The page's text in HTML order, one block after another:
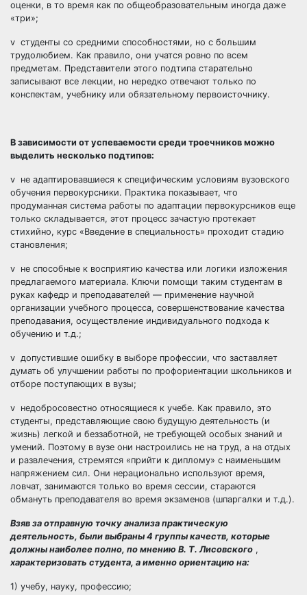
оценки, в то время как по общеобразовательным иногда даже
«три»;
v студенты со средними способностями, но с большим
трудолюбием. Как правило, они учатся ровно по всем
предметам. Представители этого подтипа старательно
записывают все лекции, но нередко отвечают только по
конспектам, учебнику или обязательному первоисточнику.
В зависимости от успеваемости среди троечников можно
выделить несколько подтипов:
v не адаптировавшиеся к специфическим условиям вузовского
обучения первокурсники. Практика показывает, что
продуманная система работы по адаптации первокурсников еще
только складывается, этот процесс зачастую протекает
стихийно, курс «Введение в специальность» проходит стадию
становления;
v не способные к восприятию качества или логики изложения
предлагаемого материала. Ключи помощи таким студентам в
руках кафедр и преподавателей — применение научной
организации учебного процесса, совершенствование качества
преподавания, осуществление индивидуального подхода к
обучению и т.д.;
v допустившие ошибку в выборе профессии, что заставляет
думать об улучшении работы по профориентации школьников и
отборе поступающих в вузы;
v недобросовестно относящиеся к учебе. Как правило, это
студенты, представляющие свою будущую деятельность (и
жизнь) легкой и беззаботной, не требующей особых знаний и
умений. Поэтому в вузе они настроились не на труд, а на отдых
и развлечения, стремятся «прийти к диплому» с наименьшим
напряжением сил. Они нерационально используют время,
ловчат, занимаются только во время сессии, стараются
обмануть преподавателя во время экзаменов (шпаргалки и т.д.).
Взяв за отправную точку анализа практическую
деятельность, были выбраны 4 группы качеств, которые
должны наиболее полно, по мнению В. Т. Лисовского ,
характеризовать студента, а именно ориентацию на:
1) учебу, науку, профессию;